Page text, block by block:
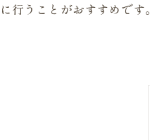
行うことがおすすめで